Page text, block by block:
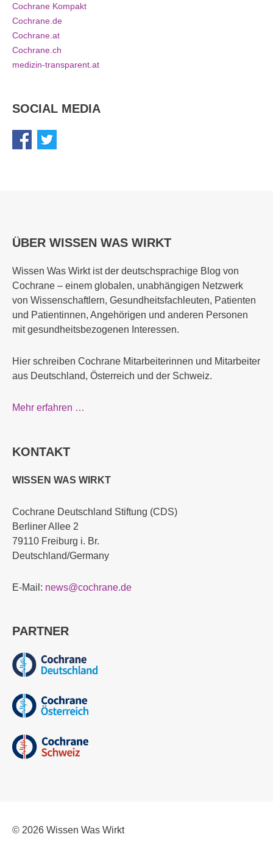
Cochrane Kompakt
Cochrane.de
Cochrane.at
Cochrane.ch
medizin-transparent.at
SOCIAL MEDIA
ÜBER WISSEN WAS WIRKT
Wissen Was Wirkt ist der deutschsprachige Blog von
Cochrane – einem globalen, unabhängigen Netzwerk
von Wissenschaftlern, Gesundheitsfachleuten, Patienten
und Patientinnen, Angehörigen und anderen Personen
mit gesundheitsbezogenen Interessen.
Hier schreiben Cochrane Mitarbeiterinnen und Mitarbeiter
aus Deutschland, Österreich und der Schweiz.
Mehr erfahren …
KONTAKT
WISSEN WAS WIRKT
Cochrane Deutschland Stiftung (CDS)
Berliner Allee 2
79110 Freiburg i. Br.
Deutschland/Germany
E-Mail: news@cochrane.de
PARTNER
© 2026 Wissen Was Wirkt